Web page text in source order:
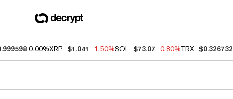
0.00%XRP $1.041 -1.50%SOL $73.07 -0.80%TRX $0.326732